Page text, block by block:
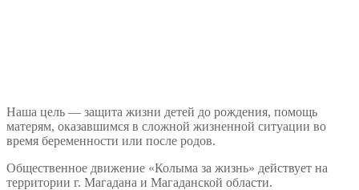
Наша цель — защита жизни детей до рождения, помощь
матерям, оказавшимся в сложной жизненной ситуации во
время беременности или после родов.
Общественное движение «Колыма за жизнь» действует на
территории г. Магадана и Магаданской области.